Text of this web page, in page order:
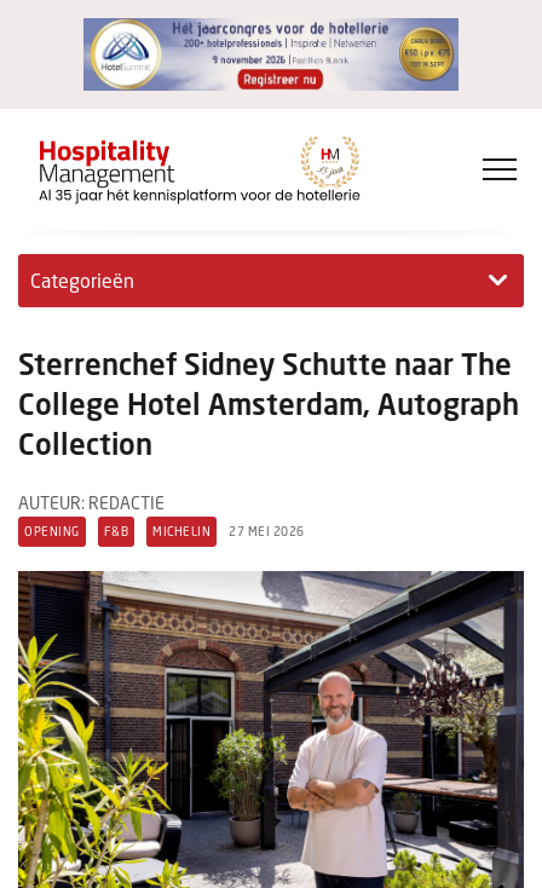
Categorieën
Hotelovernames
HM+
Jong & Ambitieus
Columns
Michelin
Nieuwe hotels
Personalia
HotelSummit
Sterrenchef Sidney Schutte naar The
College Hotel Amsterdam, Autograph
Collection
AUTEUR: REDACTIE
OPENING F&B MICHELIN 27 MEI 2026